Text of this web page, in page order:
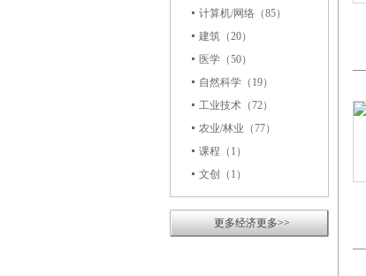
计算机/网络 （85）
建筑 （20）
医学 （50）
自然科学 （19）
工业技术 （72）
农业/林业 （77）
课程 （1）
文创
（1）
更多经济更多>>